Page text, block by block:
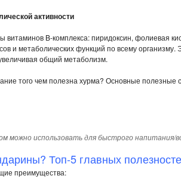
активности
витаминов B-комплекса: пиридоксин, фолиевая
и метаболических функций по всему
общий метаболизм.
того чем полезна хурма? Основные
можно использовать для быстрого
Топ-5 главных
преимущества: